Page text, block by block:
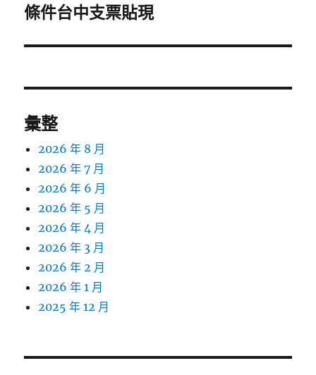
一
文
條件台中支票貼現
彙整
2026 年 8 月
2026 年 7 月
2026 年 6 月
2026 年 5 月
2026 年 4 月
2026 年 3 月
2026 年 2 月
2026 年 1 月
2025 年 12 月